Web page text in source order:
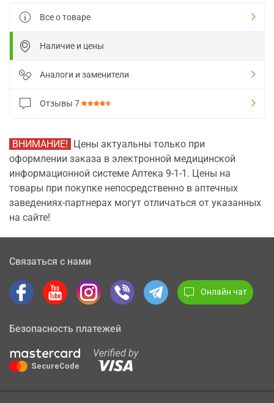
Все о товаре
Наличие и цены
Аналоги и заменители
Отзывы 7
ВНИМАНИЕ! Цены актуальны только при
оформлении заказа в электронной медицинской
информационной системе Аптека 9-1-1. Цены на
товары при покупке непосредственно в аптечных
заведениях-партнерах могут отличаться от указанных
на сайте!
Связаться с нами
Онлайн чат
Безопасность платежей